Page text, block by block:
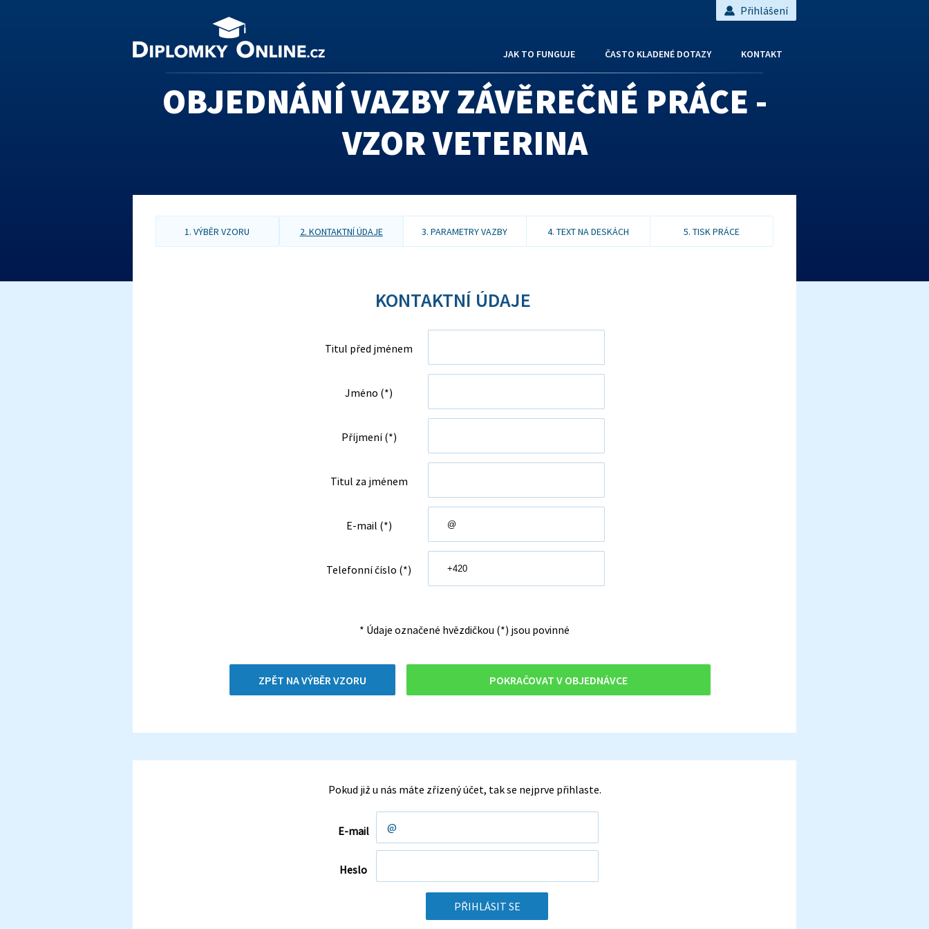
Přihlášení
JAK TO FUNGUJE ČASTO KLADENÉ DOTAZY KONTAKT
1. VÝBĚR VZORU 2. KONTAKTNÍ ÚDAJE 3. PARAMETRY VAZBY 4. TEXT NA DESKÁCH 5. TISK PRÁCE
OBJEDNÁNÍ VAZBY ZÁVĚREČNÉ PRÁCE -
VZOR VETERINA
KONTAKTNÍ ÚDAJE
Titul před jménem
Jméno (*)
Příjmení (*)
Titul za jménem
E-mail (*)
Telefonní číslo (*)
* Údaje označené hvězdičkou (*) jsou povinné
ZPĚT NA VÝBĚR VZORU
Pokud již u nás máte zřízený účet, tak se nejprve přihlaste.
E-mail
Heslo
PŘIHLÁSIT SE